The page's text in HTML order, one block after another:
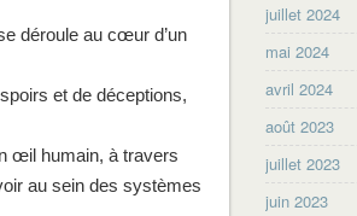
déroule au cœur d’un
et de déceptions,
œil humain, à travers
au sein des systèmes
juillet 2024
mai 2024
avril 2024
août 2023
juillet 2023
juin 2023